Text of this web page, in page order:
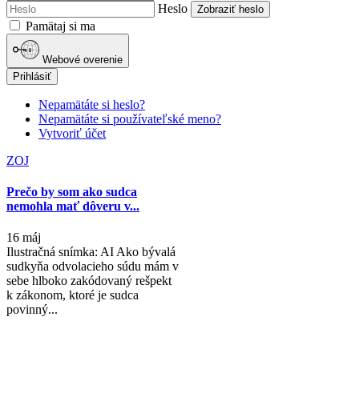
Heslo
Zobraziť heslo
Pamätaj si ma
Webové overenie
Prihlásiť
Nepamätáte si heslo?
Nepamätáte si používateľské meno?
Vytvoriť účet
ZOJ
Prečo by som ako sudca
nemohla mať dôveru v...
16 máj
Ilustračná snímka: AI Ako bývalá
sudkyňa odvolacieho súdu mám v
sebe hlboko zakódovaný rešpekt
k zákonom, ktoré je sudca
povinný...